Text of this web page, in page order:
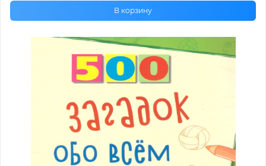
В корзину